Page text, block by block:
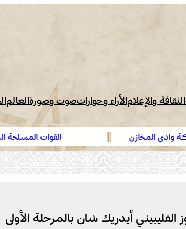
الثقافة والإعلامالأراء وحواراتصوت وصورةالعالم
القوات المسلحة الملكية .. جاهزية
لمكافحة حرائق الغابات
الفليبيني أيدريك شان بالمرحلة الأولى